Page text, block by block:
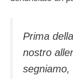
Prima
nostro
segniamo,